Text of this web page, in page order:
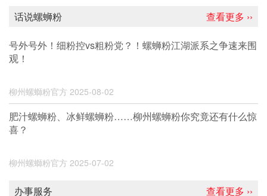
查看更多 ››
话说螺蛳粉
号外号外！细粉控vs粗粉党？！螺蛳粉江湖派系之争速来围
观！
柳州螺螄粉官方 2025-08-02
肥汁螺蛳粉、冰鲜螺蛳粉……柳州螺蛳粉你究竟还有什么惊
喜？
柳州螺螄粉官方 2025-07-02
查看更多 ››
办事服务